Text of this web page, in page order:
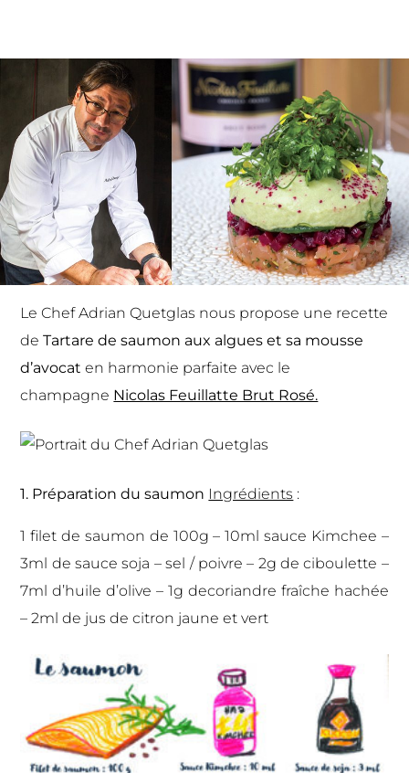
Le Chef Adrian Quetglas nous propose une recette
deTartare de saumon aux algues et sa mousse
d’avocat en harmonie parfaite avec le
champagne Nicolas Feuillatte Brut Rosé.
1. Préparation du saumon Ingrédients :
1 filet de saumon de 100g – 10ml sauce Kimchee –
3ml de sauce soja – sel / poivre – 2g de ciboulette –
7ml d’huile d’olive – 1g decoriandre fraîche hachée
– 2ml de jus de citron jaune et vert